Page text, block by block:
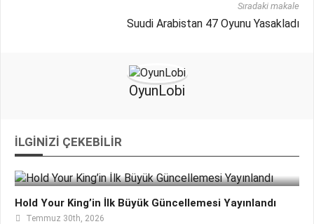
Sıradaki makale
Suudi Arabistan 47 Oyunu Yasakladı
OyunLobi
İLGINIZI ÇEKEBILIR
Hold Your King’in İlk Büyük Güncellemesi Yayınlandı
Temmuz 30th, 2026